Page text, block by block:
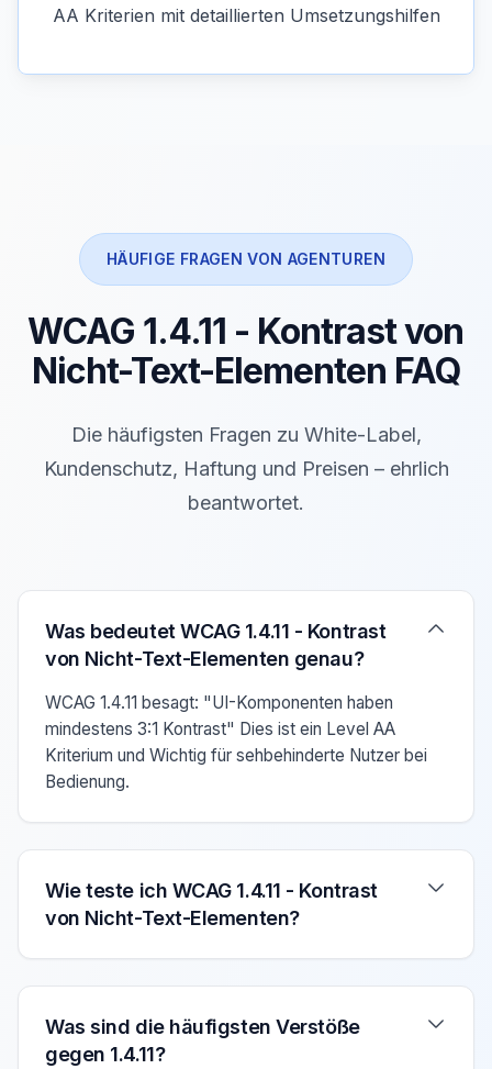
AA Kriterien mit detaillierten Umsetzungshilfen
HÄUFIGE FRAGEN VON AGENTUREN
WCAG 1.4.11 - Kontrast von
Nicht-Text-Elementen FAQ
Die häufigsten Fragen zu White-Label,
Kundenschutz, Haftung und Preisen – ehrlich
beantwortet.
Verwenden Sie die Pfeiltasten Auf/Ab um zwischen
Was bedeutet WCAG 1.4.11 - Kontrast
von Nicht-Text-Elementen genau?
WCAG 1.4.11 besagt: "UI-Komponenten haben
mindestens 3:1 Kontrast" Dies ist ein Level AA
Kriterium und Wichtig für sehbehinderte Nutzer bei
Bedienung.
Wie teste ich WCAG 1.4.11 - Kontrast
von Nicht-Text-Elementen?
Was sind die häufigsten Verstöße
gegen 1.4.11?